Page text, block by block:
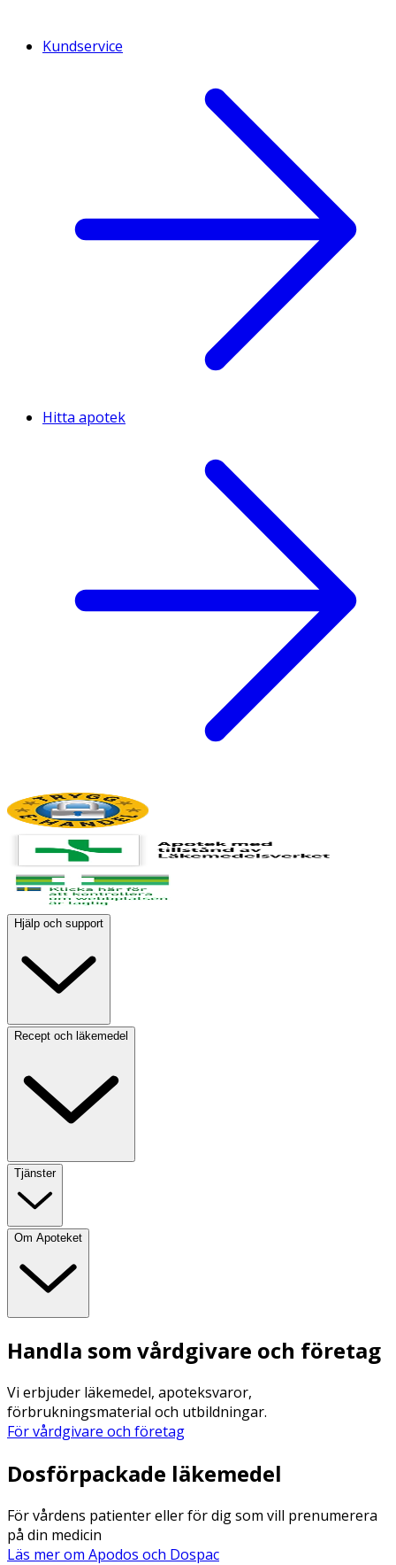
Kundservice
Hitta apotek
Hjälp och support
Recept och läkemedel
Tjänster
Om Apoteket
Handla som vårdgivare och företag
Vi erbjuder läkemedel, apoteksvaror,
förbrukningsmaterial och utbildningar.
För vårdgivare och företag
Dosförpackade läkemedel
För vårdens patienter eller för dig som vill prenumerera
på din medicin
Läs mer om Apodos och Dospac